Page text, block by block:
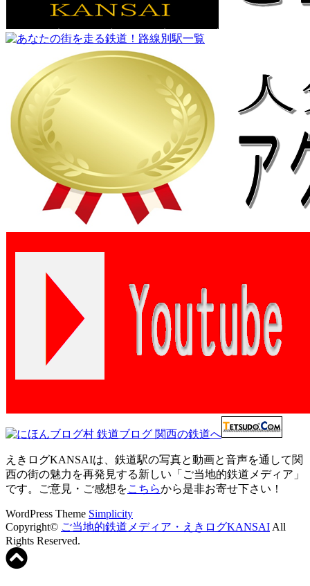
えきログKANSAIは、鉄道駅の写真と動画と音声を通して関
西の街の魅力を再発見する新しい「ご当地的鉄道メディア」
です。ご意見・ご感想をこちらから是非お寄せ下さい！
WordPress Theme Simplicity
Copyright© ご当地的鉄道メディア・えきログKANSAI All
Rights Reserved.